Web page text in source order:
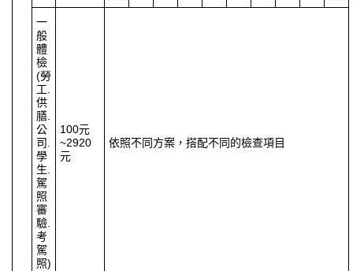
一
般
體
檢
(勞
工.
供
膳.
公
司.
學
生.
駕
照
審
驗.
考
駕
照)
100元
~2920
元
依照不同方案，搭配不同的檢查項目